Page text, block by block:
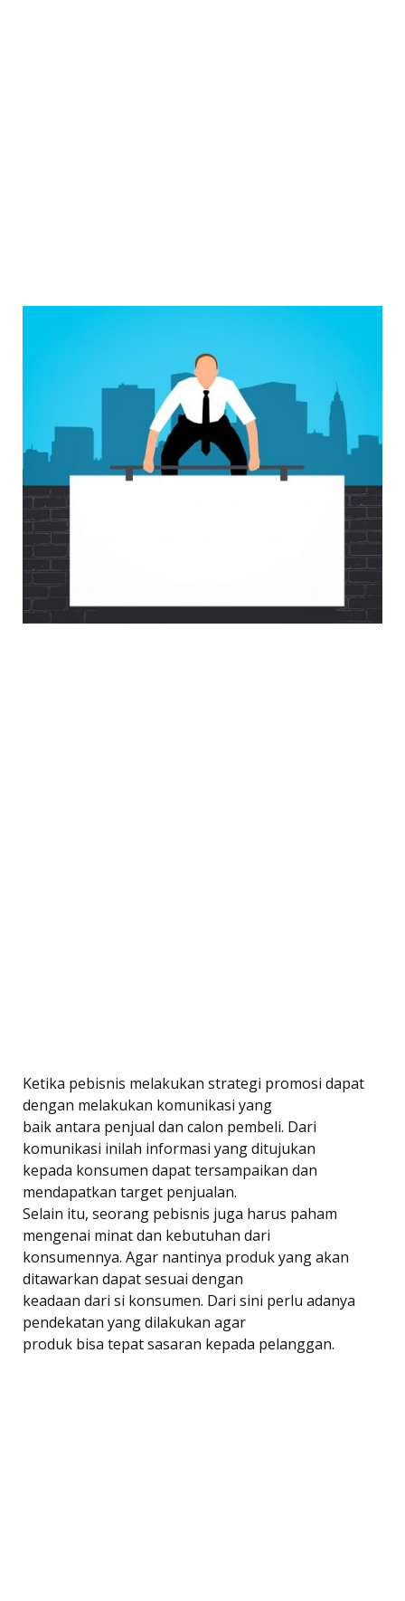
Ketika pebisnis melakukan strategi promosi dapat
dengan melakukan komunikasi yang
baik antara penjual dan calon pembeli. Dari
komunikasi inilah informasi yang ditujukan
kepada konsumen dapat tersampaikan dan
mendapatkan target penjualan.
Selain itu, seorang pebisnis juga harus paham
mengenai minat dan kebutuhan dari
konsumennya. Agar nantinya produk yang akan
ditawarkan dapat sesuai dengan
keadaan dari si konsumen. Dari sini perlu adanya
pendekatan yang dilakukan agar
produk bisa tepat sasaran kepada pelanggan.